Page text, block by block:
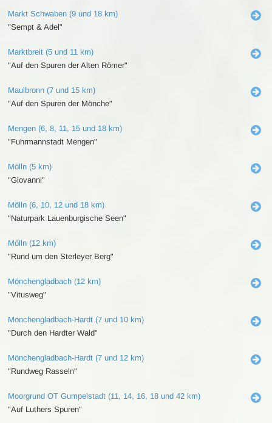
Markt Schwaben (9 und 18 km)
"Sempt & Adel"
Marktbreit (5 und 11 km)
"Auf den Spuren der Alten Römer"
Maulbronn (7 und 15 km)
"Auf den Spuren der Mönche"
Mengen (6, 8, 11, 15 und 18 km)
"Fuhrmannstadt Mengen"
Mölln (5 km)
"Giovanni"
Mölln (6, 10, 12 und 18 km)
"Naturpark Lauenburgische Seen"
Mölln (12 km)
"Rund um den Sterleyer Berg"
Mönchengladbach (12 km)
"Vitusweg"
Mönchengladbach-Hardt (7 und 10 km)
"Durch den Hardter Wald"
Mönchengladbach-Hardt (7 und 12 km)
"Rundweg Rasseln"
Moorgrund OT Gumpelstadt (11, 14, 16, 18 und 42 km)
"Auf Luthers Spuren"